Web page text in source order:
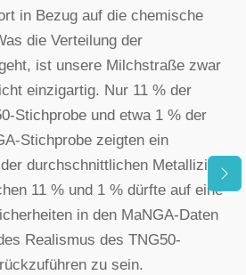
in Bezug auf die chemische
die Verteilung der
ist unsere Milchstraße zwar
einzigartig. Nur 11 % der
Stichprobe und etwa 1 % der
Stichprobe zeigten ein
der durchschnittlichen Metallizität.
11 % und 1 % dürfte auf eine
in den MaNGA-Daten
Realismus des TNG50-
zu sein.